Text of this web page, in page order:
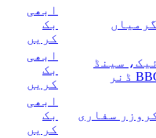
ابھی
بک
کریں
سینڈ
ابھی
بک
کریں
سفاری
ابھی
بک
کریں